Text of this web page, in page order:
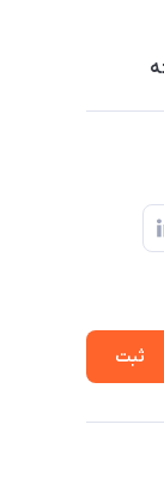
ثبت